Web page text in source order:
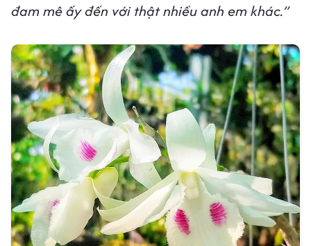
đam mê ấy đến với thật nhiều anh em khác.”